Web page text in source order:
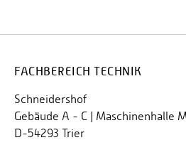
FACHBEREICH TECHNIK
Schneidershof
Gebäude A - C | Maschinenhalle
D-54293 Trier